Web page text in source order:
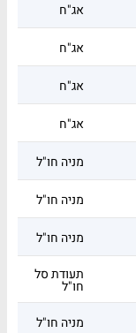
אג"ח
אג"ח
אג"ח
אג"ח
מניה חו"ל
מניה חו"ל
מניה חו"ל
תעודת סל
חו"ל
מניה חו"ל